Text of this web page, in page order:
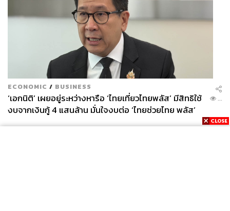
ECONOMIC / BUSINESS
‘เอกนิติ’ เผยอยู่ระหว่างหารือ ‘ไทยเที่ยวไทยพลัส’ มีสิทธิใช้
งบจากเงินกู้ 4 แสนล้าน มั่นใจงบต่อ ‘ไทยช่วยไทย พลัส’
เฟส 2 มีเพียงพอ
...